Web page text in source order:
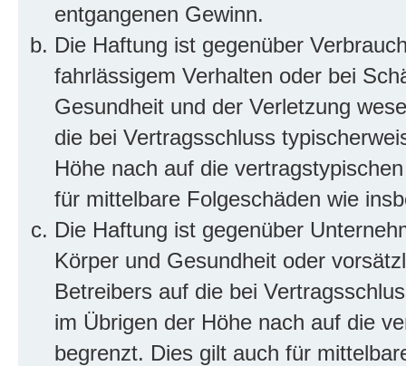
entgangenen Gewinn.
Die Haftung ist gegenüber
fahrlässigem Verhalten oder bei
Gesundheit und der Verletzung
die bei Vertragsschluss
Höhe nach auf die
für mittelbare Folgeschäden wie
Die Haftung ist gegenüber
Körper und Gesundheit oder
Betreibers auf die bei
im Übrigen der Höhe nach auf die
begrenzt. Dies gilt auch für